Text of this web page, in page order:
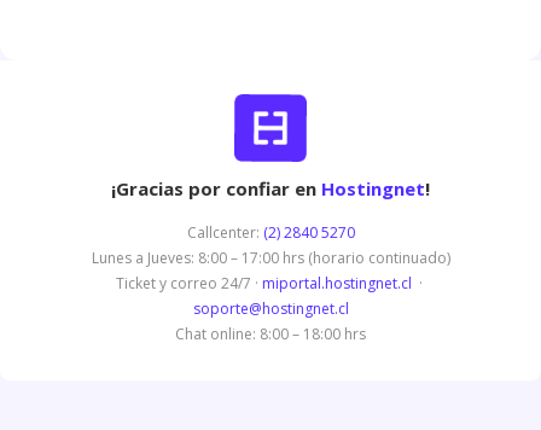
¡Gracias por confiar en Hostingnet!
Callcenter: (2) 2840 5270
Lunes a Jueves: 8:00 – 17:00 hrs (horario continuado)
Ticket y correo 24/7 · miportal.hostingnet.cl ·
soporte@hostingnet.cl
Chat online: 8:00 – 18:00 hrs